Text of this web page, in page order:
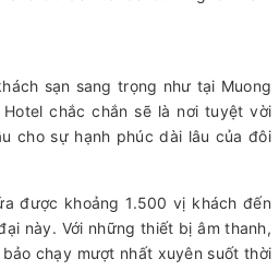
sạn sang trọng như tại Muong
chắc chắn sẽ là nơi tuyệt vời
cho sự hạnh phúc dài lâu của đôi
được khoảng 1.500 vị khách đến
này. Với những thiết bị âm thanh,
chạy mượt nhất xuyên suốt thời